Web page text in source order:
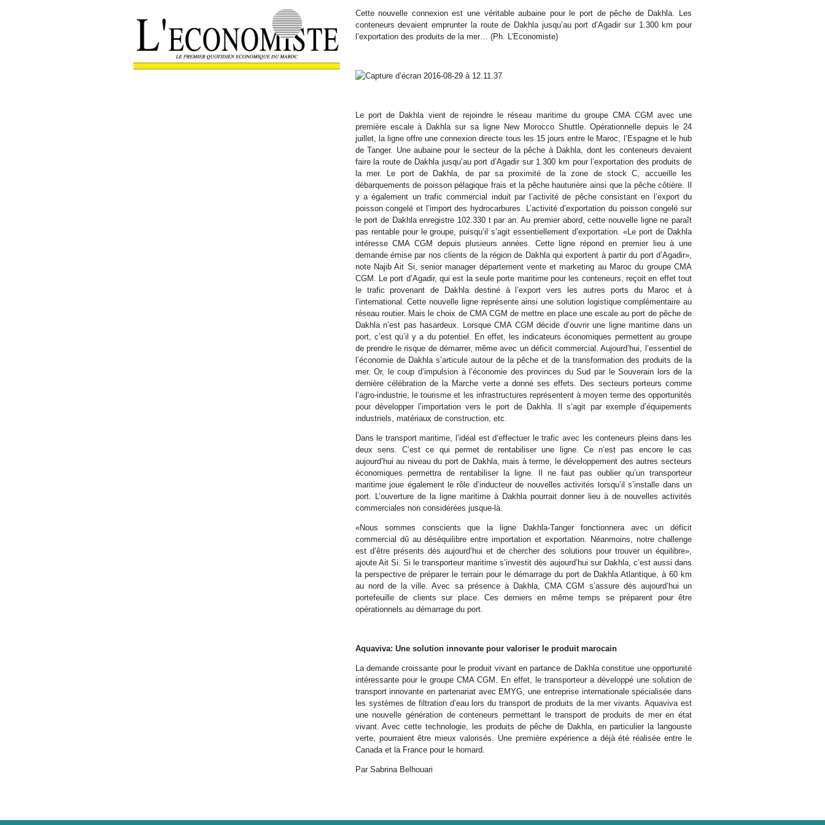
Cette nouvelle connexion est une véritable aubaine pour le port de pêche de Dakhla. Les
conteneurs devaient emprunter la route de Dakhla jusqu’au port d’Agadir sur 1.300 km pour
l’exportation des produits de la mer… (Ph. L’Economiste)
Le port de Dakhla vient de rejoindre le réseau maritime du groupe CMA CGM avec une
première escale à Dakhla sur sa ligne New Morocco Shuttle. Opérationnelle depuis le 24
juillet, la ligne offre une connexion directe tous les 15 jours entre le Maroc, l’Espagne et le hub
de Tanger. Une aubaine pour le secteur de la pêche à Dakhla, dont les conteneurs devaient
faire la route de Dakhla jusqu’au port d’Agadir sur 1.300 km pour l’exportation des produits de
la mer. Le port de Dakhla, de par sa proximité de la zone de stock C, accueille les
débarquements de poisson pélagique frais et la pêche hauturière ainsi que la pêche côtière. Il
y a également un trafic commercial induit par l’activité de pêche consistant en l’export du
poisson congelé et l’import des hydrocarbures. L’activité d’exportation du poisson congelé sur
le port de Dakhla enregistre 102.330 t par an. Au premier abord, cette nouvelle ligne ne paraît
pas rentable pour le groupe, puisqu’il s’agit essentiellement d’exportation. «Le port de Dakhla
intéresse CMA CGM depuis plusieurs années. Cette ligne répond en premier lieu à une
demande émise par nos clients de la région de Dakhla qui exportent à partir du port d’Agadir»,
note Najib Ait Si, senior manager département vente et marketing au Maroc du groupe CMA
CGM. Le port d’Agadir, qui est la seule porte maritime pour les conteneurs, reçoit en effet tout
le trafic provenant de Dakhla destiné à l’export vers les autres ports du Maroc et à
l’international. Cette nouvelle ligne représente ainsi une solution logistique complémentaire au
réseau routier. Mais le choix de CMA CGM de mettre en place une escale au port de pêche de
Dakhla n’est pas hasardeux. Lorsque CMA CGM décide d’ouvrir une ligne maritime dans un
port, c’est qu’il y a du potentiel. En effet, les indicateurs économiques permettent au groupe
de prendre le risque de démarrer, même avec un déficit commercial. Aujourd’hui, l’essentiel de
l’économie de Dakhla s’articule autour de la pêche et de la transformation des produits de la
mer. Or, le coup d’impulsion à l’économie des provinces du Sud par le Souverain lors de la
dernière célébration de la Marche verte a donné ses effets. Des secteurs porteurs comme
l’agro-industrie, le tourisme et les infrastructures représentent à moyen terme des opportunités
pour développer l’importation vers le port de Dakhla. Il s’agit par exemple d’équipements
industriels, matériaux de construction, etc.
Dans le transport maritime, l’idéal est d’effectuer le trafic avec les conteneurs pleins dans les
deux sens. C’est ce qui permet de rentabiliser une ligne. Ce n’est pas encore le cas
aujourd’hui au niveau du port de Dakhla, mais à terme, le développement des autres secteurs
économiques permettra de rentabiliser la ligne. Il ne faut pas oublier qu’un transporteur
maritime joue également le rôle d’inducteur de nouvelles activités lorsqu’il s’installe dans un
port. L’ouverture de la ligne maritime à Dakhla pourrait donner lieu à de nouvelles activités
commerciales non considérées jusque-là.
«Nous sommes conscients que la ligne Dakhla-Tanger fonctionnera avec un déficit
commercial dû au déséquilibre entre importation et exportation. Néanmoins, notre challenge
est d’être présents dès aujourd’hui et de chercher des solutions pour trouver un équilibre»,
ajoute Ait Si. Si le transporteur maritime s’investit dès aujourd’hui sur Dakhla, c’est aussi dans
la perspective de préparer le terrain pour le démarrage du port de Dakhla Atlantique, à 60 km
au nord de la ville. Avec sa présence à Dakhla, CMA CGM s’assure dès aujourd’hui un
portefeuille de clients sur place. Ces derniers en même temps se préparent pour être
opérationnels au démarrage du port.
Aquaviva: Une solution innovante pour valoriser le produit marocain
La demande croissante pour le produit vivant en partance de Dakhla constitue une opportunité
intéressante pour le groupe CMA CGM. En effet, le transporteur a développé une solution de
transport innovante en partenariat avec EMYG, une entreprise internationale spécialisée dans
les systèmes de filtration d’eau lors du transport de produits de la mer vivants. Aquaviva est
une nouvelle génération de conteneurs permettant le transport de produits de mer en état
vivant. Avec cette technologie, les produits de pêche de Dakhla, en particulier la langouste
verte, pourraient être mieux valorisés. Une première expérience a déjà été réalisée entre le
Canada et la France pour le homard.
Par Sabrina Belhouari